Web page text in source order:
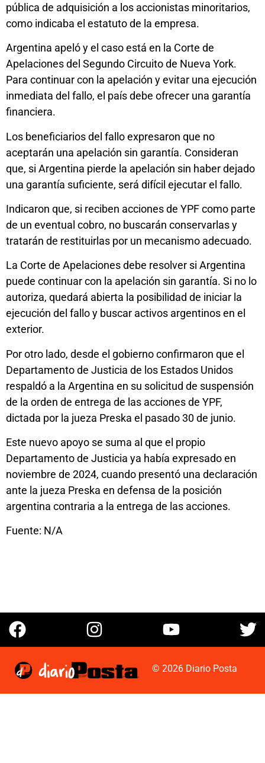
pública de adquisición a los accionistas minoritarios,
como indicaba el estatuto de la empresa.
Argentina apeló y el caso está en la Corte de
Apelaciones del Segundo Circuito de Nueva York.
Para continuar con la apelación y evitar una ejecución
inmediata del fallo, el país debe ofrecer una garantía
financiera.
Los beneficiarios del fallo expresaron que no
aceptarán una apelación sin garantía. Consideran
que, si Argentina pierde la apelación sin haber dejado
una garantía suficiente, será difícil ejecutar el fallo.
Indicaron que, si reciben acciones de YPF como parte
de un eventual cobro, no buscarán conservarlas y
tratarán de restituirlas por un mecanismo adecuado.
La Corte de Apelaciones debe resolver si Argentina
puede continuar con la apelación sin garantía. Si no lo
autoriza, quedará abierta la posibilidad de iniciar la
ejecución del fallo y buscar activos argentinos en el
exterior.
Por otro lado, desde el gobierno confirmaron que el
Departamento de Justicia de los Estados Unidos
respaldó a la Argentina en su solicitud de suspensión
de la orden de entrega de las acciones de YPF,
dictada por la jueza Preska el pasado 30 de junio.
Este nuevo apoyo se suma al que el propio
Departamento de Justicia ya había expresado en
noviembre de 2024, cuando presentó una declaración
ante la jueza Preska en defensa de la posición
argentina contraria a la entrega de las acciones.
Fuente: N/A
© 2026 Diario Posta